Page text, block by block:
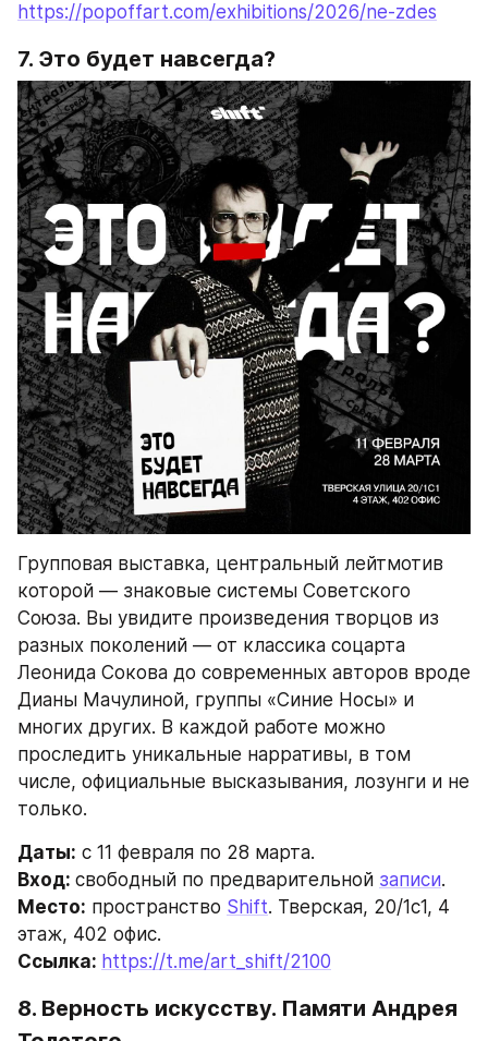
https://popoffart.com/exhibitions/2026/ne-zdes
7. Это будет навсегда?
Групповая выставка, центральный лейтмотив
которой — знаковые системы Советского
Союза. Вы увидите произведения творцов из
разных поколений — от классика соцарта
Леонида Сокова до современных авторов вроде
Дианы Мачулиной, группы «Синие Носы» и
многих других. В каждой работе можно
проследить уникальные нарративы, в том
числе, официальные высказывания, лозунги и не
только.
Даты: с 11 февраля по 28 марта.
Вход: свободный по предварительной записи.
Место: пространство Shift. Тверская, 20/1с1, 4
этаж, 402 офис.
Ссылка: https://t.me/art_shift/2100
8. Верность искусству. Памяти Андрея